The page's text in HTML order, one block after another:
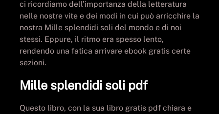
ci ricordiamo dell’importanza della letteratura
nelle nostre vite e dei modi in cui può arricchire la
nostra Mille splendidi soli del mondo e di noi
stessi. Eppure, il ritmo era spesso lento,
rendendo una fatica arrivare ebook gratis certe
sezioni.
Mille splendidi soli pdf
Questo libro, con la sua libro gratis pdf chiara e